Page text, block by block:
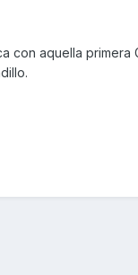
con aquella primera